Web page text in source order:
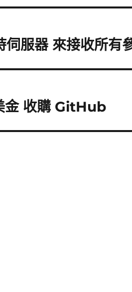
服器 來接收所有
金 收購 GitHub